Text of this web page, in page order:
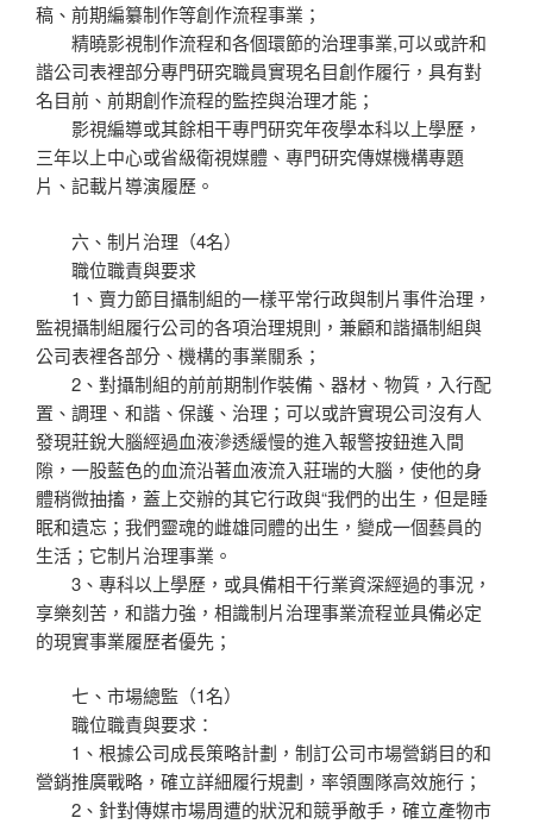
稿、前期編纂制作等創作流程事業；
精曉影視制作流程和各個環節的治理事業,可以或許和
諧公司表裡部分專門研究職員實現名目創作履行，具有對
名目前、前期創作流程的監控與治理才能；
影視編導或其餘相干專門研究年夜學本科以上學歷，
三年以上中心或省級衛視媒體、專門研究傳媒機構專題
片、記載片導演履歷。
六、制片治理（4名）
職位職責與要求
1、賣力節目攝制組的一樣平常行政與制片事件治理，
監視攝制組履行公司的各項治理規則，兼顧和諧攝制組與
公司表裡各部分、機構的事業關系；
2、對攝制組的前前期制作裝備、器材、物質，入行配
置、調理、和諧、保護、治理；可以或許實現公司沒有人
發現莊銳大腦經過血液滲透緩慢的進入報警按鈕進入間
隙，一股藍色的血流沿著血液流入莊瑞的大腦，使他的身
體稍微抽搐，蓋上交辦的其它行政與“我們的出生，但是睡
眠和遺忘；我們靈魂的雌雄同體的出生，變成一個藝員的
生活；它制片治理事業。
3、專科以上學歷，或具備相干行業資深經過的事況，
享樂刻苦，和諧力強，相識制片治理事業流程並具備必定
的現實事業履歷者優先；
七、市場總監（1名）
職位職責與要求：
1、根據公司成長策略計劃，制訂公司市場營銷目的和
營銷推廣戰略，確立詳細履行規劃，率領團隊高效施行；
2、針對傳媒市場周遭的狀況和競爭敵手，確立產物市